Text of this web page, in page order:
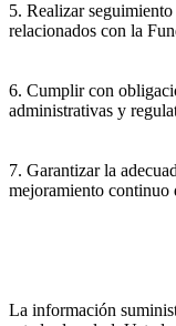
5. Realizar
relacionados con la
6. Cumplir con
administrativas y
7. Garantizar la
mejoramiento continuo
La información